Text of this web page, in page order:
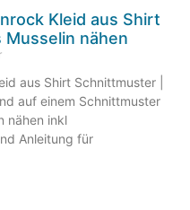
Kleid aus Shirt
nähen
aus Shirt Schnittmuster |
auf einem Schnittmuster
nähen inkl
Anleitung für